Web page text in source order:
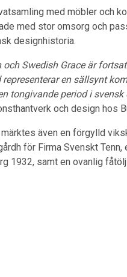
med möbler och
med stor omsorg och
designhistoria.
och Swedish Grace är
en sällsynt
tongivande period i svensk
och design hos
även en förgylld
för Firma Svenskt
1932, samt en ovanlig